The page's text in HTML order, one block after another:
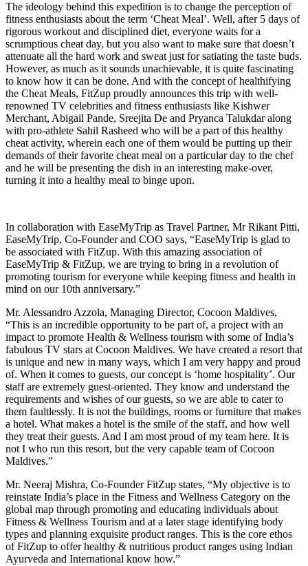
The ideology behind this expedition is to change the perception of
fitness enthusiasts about the term ‘Cheat Meal’. Well, after 5 days of
rigorous workout and disciplined diet, everyone waits for a
scrumptious cheat day, but you also want to make sure that doesn’t
attenuate all the hard work and sweat just for satiating the taste buds.
However, as much as it sounds unachievable, it is quite fascinating
to know how it can be done. And with the concept of healthifying
the Cheat Meals, FitZup proudly announces this trip with well-
renowned TV celebrities and fitness enthusiasts like Kishwer
Merchant, Abigail Pande, Sreejita De and Pryanca Talukdar along
with pro-athlete Sahil Rasheed who will be a part of this healthy
cheat activity, wherein each one of them would be putting up their
demands of their favorite cheat meal on a particular day to the chef
and he will be presenting the dish in an interesting make-over,
turning it into a healthy meal to binge upon.
In collaboration with EaseMyTrip as Travel Partner, Mr Rikant Pitti,
EaseMyTrip, Co-Founder and COO says, “EaseMyTrip is glad to
be associated with FitZup. With this amazing association of
EaseMyTrip & FitZup, we are trying to bring in a revolution of
promoting tourism for everyone while keeping fitness and health in
mind on our 10th anniversary.”
Mr. Alessandro Azzola, Managing Director, Cocoon Maldives,
“This is an incredible opportunity to be part of, a project with an
impact to promote Health & Wellness tourism with some of India’s
fabulous TV stars at Cocoon Maldives. We have created a resort that
is unique and new in many ways, which I am very happy and proud
of. When it comes to guests, our concept is ‘home hospitality’. Our
staff are extremely guest-oriented. They know and understand the
requirements and wishes of our guests, so we are able to cater to
them faultlessly. It is not the buildings, rooms or furniture that makes
a hotel. What makes a hotel is the smile of the staff, and how well
they treat their guests. And I am most proud of my team here. It is
not I who run this resort, but the very capable team of Cocoon
Maldives.”
Mr. Neeraj Mishra, Co-Founder FitZup states, “My objective is to
reinstate India’s place in the Fitness and Wellness Category on the
global map through promoting and educating individuals about
Fitness & Wellness Tourism and at a later stage identifying body
types and planning exquisite product ranges. This is the core ethos
of FitZup to offer healthy & nutritious product ranges using Indian
Ayurveda and International know how.”